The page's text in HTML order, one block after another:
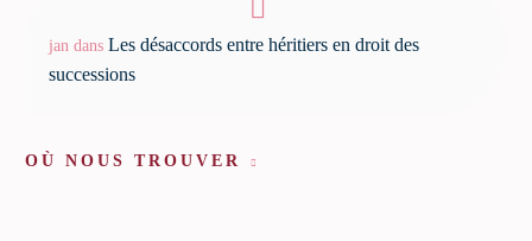
jan dans Les désaccords entre héritiers en droit des
successions
OÙ NOUS TROUVER